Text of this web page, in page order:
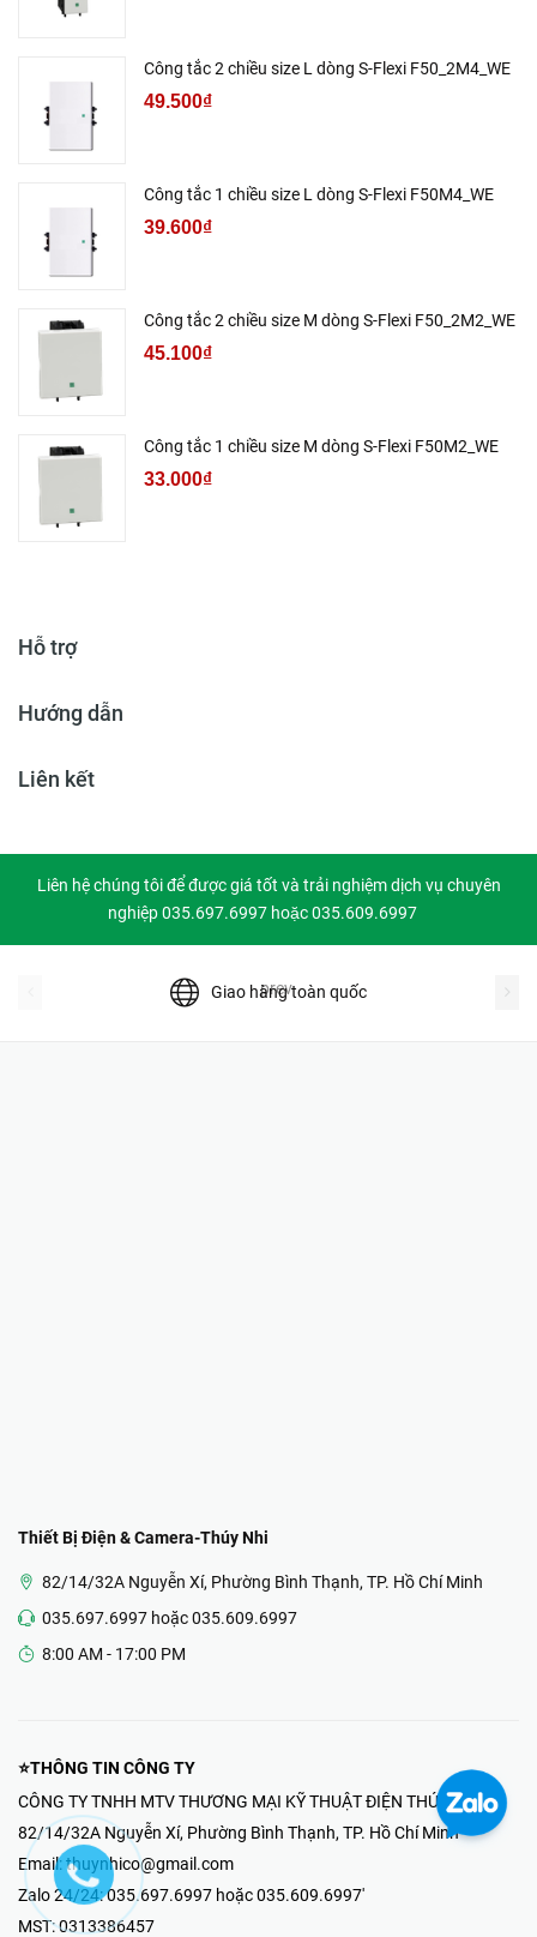
Công tắc 2 chiều size L dòng S-Flexi F50_2M4_WE
49.500₫
Công tắc 1 chiều size L dòng S-Flexi F50M4_WE
39.600₫
Công tắc 2 chiều size M dòng S-Flexi F50_2M2_WE
45.100₫
Công tắc 1 chiều size M dòng S-Flexi F50M2_WE
33.000₫
Hỗ trợ
Hướng dẫn
Liên kết
Liên hệ chúng tôi để được giá tốt và trải nghiệm dịch vụ chuyên
nghiệp 035.697.6997 hoặc 035.609.6997
Giao hàng toàn quốc
prev
Thiết Bị Điện & Camera-Thúy Nhi
82/14/32A Nguyễn Xí, Phường Bình Thạnh, TP. Hồ Chí Minh
035.697.6997 hoặc 035.609.6997
8:00 AM - 17:00 PM
⭐THÔNG TIN CÔNG TY
CÔNG TY TNHH MTV THƯƠNG MẠI KỸ THUẬT ĐIỆN THÚY NHI
82/14/32A Nguyễn Xí, Phường Bình Thạnh, TP. Hồ Chí Minh
Email: thuynhico@gmail.com
Zalo 24/24:035.697.6997 hoặc 035.609.6997'
MST:0313386457